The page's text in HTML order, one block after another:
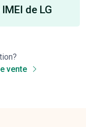
de LG
vente